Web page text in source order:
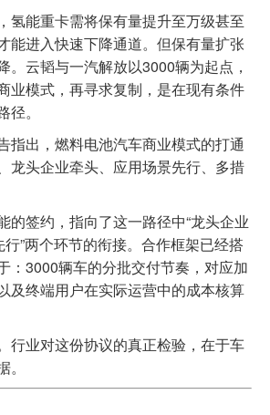
氢能重卡需将保有量提升至万级甚至
能进入快速下降通道。但保有量扩张
。云韬与一汽解放以3000辆为起点，
业模式，再寻求复制，是在现有条件
。
指出，燃料电池汽车商业模式的打通
龙头企业牵头、应用场景先行、多措
的签约，指向了这一路径中“龙头企业
行”两个环节的衔接。合作框架已经搭
：3000辆车的分批交付节奏，对应加
及终端用户在实际运营中的成本核算
行业对这份协议的真正检验，在于车